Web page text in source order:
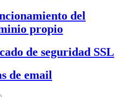
del
propio
de seguridad SSL
de email